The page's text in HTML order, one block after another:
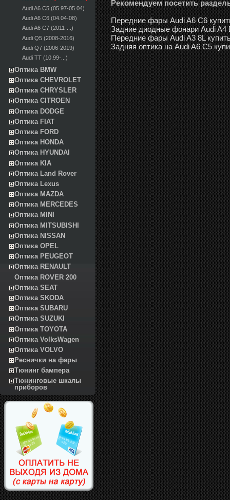
Audi A6 C5 (05.97-05.04)
Audi A6 C6 (04.04-08)
Audi A6 C7 (2011-...)
Audi Q5 (2008-2016)
Audi Q7 (2006-2019)
Audi TT (10.99-...)
Оптика BMW
Оптика CHEVROLET
Оптика CHRYSLER
Оптика CITROEN
Оптика DODGE
Оптика FIAT
Оптика FORD
Оптика HONDA
Оптика HYUNDAI
Оптика KIA
Оптика Land Rover
Оптика Lexus
Оптика MAZDA
Оптика MERCEDES
Оптика MINI
Оптика MITSUBISHI
Оптика NISSAN
Оптика OPEL
Оптика PEUGEOT
Оптика RENAULT
Оптика ROVER 200
Оптика SEAT
Оптика SKODA
Оптика SUBARU
Оптика SUZUKI
Оптика TOYOTA
Оптика VolksWagen
Оптика VOLVO
Реснички на фары
Тюнинг бампера
Тюнинговые шкалы
приборов
Рекомендуем посетить
Передние фары Audi A6 С6
Задние диодные фонари Audi A4
Передние фары Audi A3 8L
Задняя оптика на Audi A6 С5